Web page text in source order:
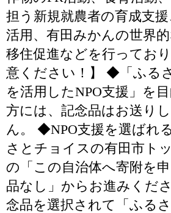
担う新規就農者の育成支
活用、有田みかんの世界的
移住促進などを行ってお
意ください！】 ◆「ふる
を活用したNPO支援」を
方には、記念品はお送り
ん。 ◆NPO支援を選ばれ
さとチョイスの有田市ト
の「この自治体へ寄附を
品なし」からお進みくだ
念品を選択されて「ふる